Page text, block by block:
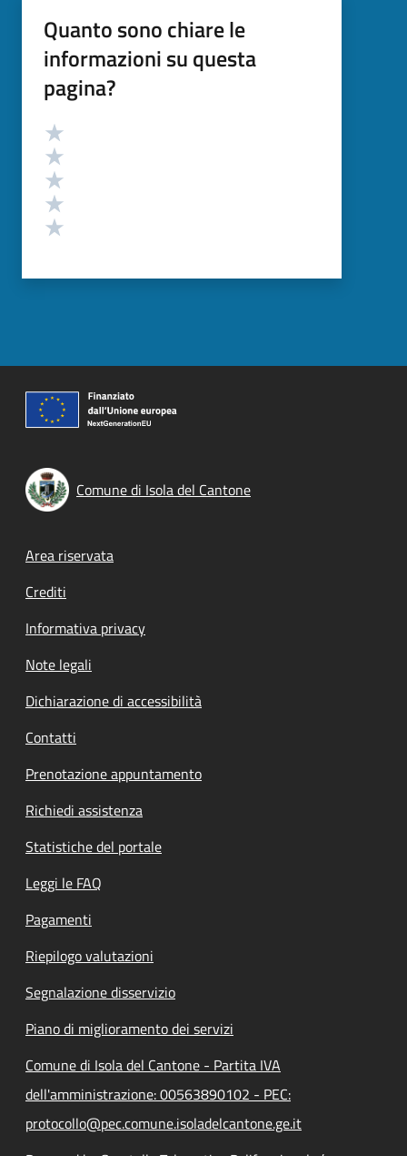
Quanto sono chiare le
informazioni su questa
pagina?
Valutazione
Comune di Isola del Cantone
Footer menu
Area riservata
Crediti
Informativa privacy
Note legali
Dichiarazione di accessibilità
Contatti
Prenotazione appuntamento
Richiedi assistenza
Statistiche del portale
Leggi le FAQ
Pagamenti
Riepilogo valutazioni
Segnalazione disservizio
Piano di miglioramento dei servizi
Comune di Isola del Cantone - Partita IVA
dell'amministrazione: 00563890102 - PEC:
protocollo@pec.comune.isoladelcantone.ge.it